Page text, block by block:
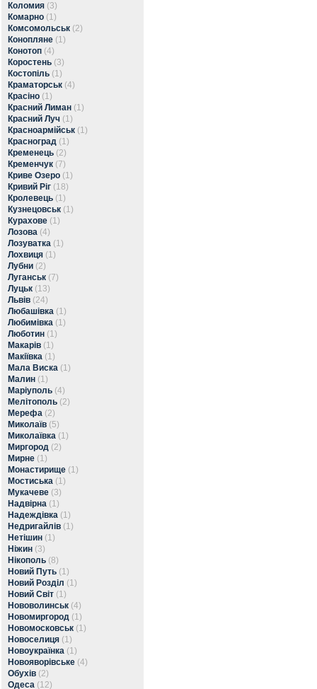
Коломия (3)
Комарно (1)
Комсомольськ (2)
Конопляне (1)
Конотоп (4)
Коростень (3)
Костопіль (1)
Краматорськ (4)
Красіно (1)
Красний Лиман (1)
Красний Луч (1)
Красноармійськ (1)
Красноград (1)
Кременець (2)
Кременчук (7)
Криве Озеро (1)
Кривий Ріг (18)
Кролевець (1)
Кузнецовськ (1)
Курахове (1)
Лозова (4)
Лозуватка (1)
Лохвиця (1)
Лубни (2)
Луганськ (7)
Луцьк (13)
Львів (24)
Любашівка (1)
Любимівка (1)
Люботин (1)
Макарів (1)
Макіївка (1)
Мала Виска (1)
Малин (1)
Маріуполь (4)
Мелітополь (2)
Мерефа (2)
Миколаїв (5)
Миколаївка (1)
Миргород (2)
Мирне (1)
Монастирище (1)
Мостиська (1)
Мукачеве (3)
Надвірна (1)
Надеждівка (1)
Недригайлів (1)
Нетішин (1)
Ніжин (3)
Нікополь (8)
Новий Путь (1)
Новий Розділ (1)
Новий Світ (1)
Нововолинськ (4)
Новомиргород (1)
Новомосковськ (1)
Новоселиця (1)
Новоукраїнка (1)
Новояворівське (4)
Обухів (2)
Одеса (12)